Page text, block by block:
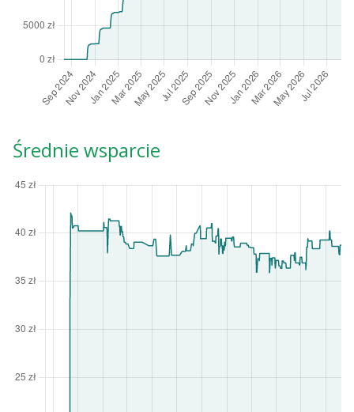
Średnie wsparcie